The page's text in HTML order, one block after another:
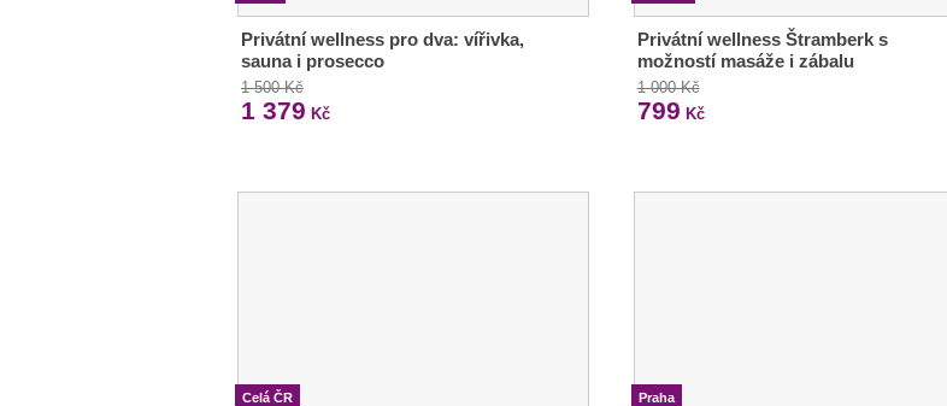
Privátní wellness pro dva: vířivka,
sauna i prosecco
1 500 Kč
1 379 Kč
Privátní wellness Štramberk s
možností masáže i zábalu
1 000 Kč
799 Kč
Celá ČR Praha